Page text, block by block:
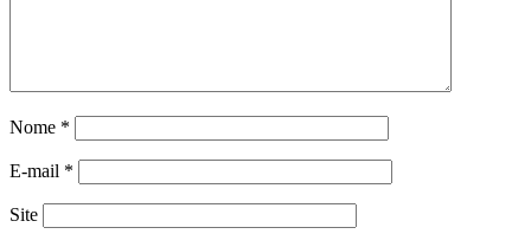
Nome *
E-mail *
Site